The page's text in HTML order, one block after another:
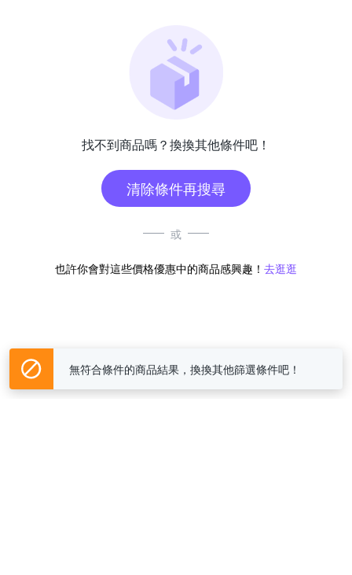
找不到商品嗎？換換其他條件吧！
清除條件再搜尋
或
也許你會對這些價格優惠中的商品感興趣！ 去逛逛
無符合條件的商品結果，換換其他篩選條件吧！